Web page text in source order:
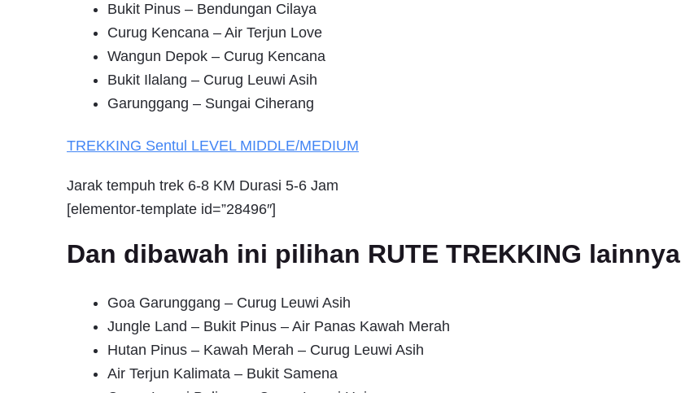
Bukit Pinus – Bendungan Cilaya
Curug Kencana – Air Terjun Love
Wangun Depok – Curug Kencana
Bukit Ilalang – Curug Leuwi Asih
Garunggang – Sungai Ciherang
TREKKING Sentul LEVEL MIDDLE/MEDIUM
Jarak tempuh trek 6-8 KM Durasi 5-6 Jam
[elementor-template id=”28496″]
Dan dibawah ini pilihan RUTE TREKKING lainnya
Goa Garunggang – Curug Leuwi Asih
Jungle Land – Bukit Pinus – Air Panas Kawah Merah
Hutan Pinus – Kawah Merah – Curug Leuwi Asih
Air Terjun Kalimata – Bukit Samena